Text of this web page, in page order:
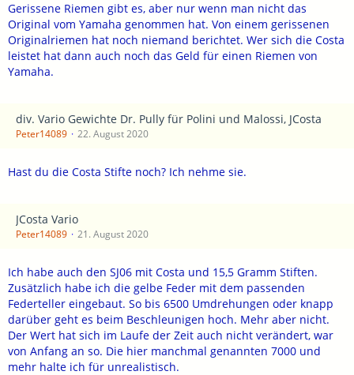
Gerissene Riemen gibt es, aber nur wenn man nicht das
Original vom Yamaha genommen hat. Von einem gerissenen
Originalriemen hat noch niemand berichtet. Wer sich die Costa
leistet hat dann auch noch das Geld für einen Riemen von
Yamaha.
div. Vario Gewichte Dr. Pully für Polini und Malossi, JCosta
Peter14089 22. August 2020
Hast du die Costa Stifte noch? Ich nehme sie.
JCosta Vario
Peter14089 21. August 2020
Ich habe auch den SJ06 mit Costa und 15,5 Gramm Stiften.
Zusätzlich habe ich die gelbe Feder mit dem passenden
Federteller eingebaut. So bis 6500 Umdrehungen oder knapp
darüber geht es beim Beschleunigen hoch. Mehr aber nicht.
Der Wert hat sich im Laufe der Zeit auch nicht verändert, war
von Anfang an so. Die hier manchmal genannten 7000 und
mehr halte ich für unrealistisch.